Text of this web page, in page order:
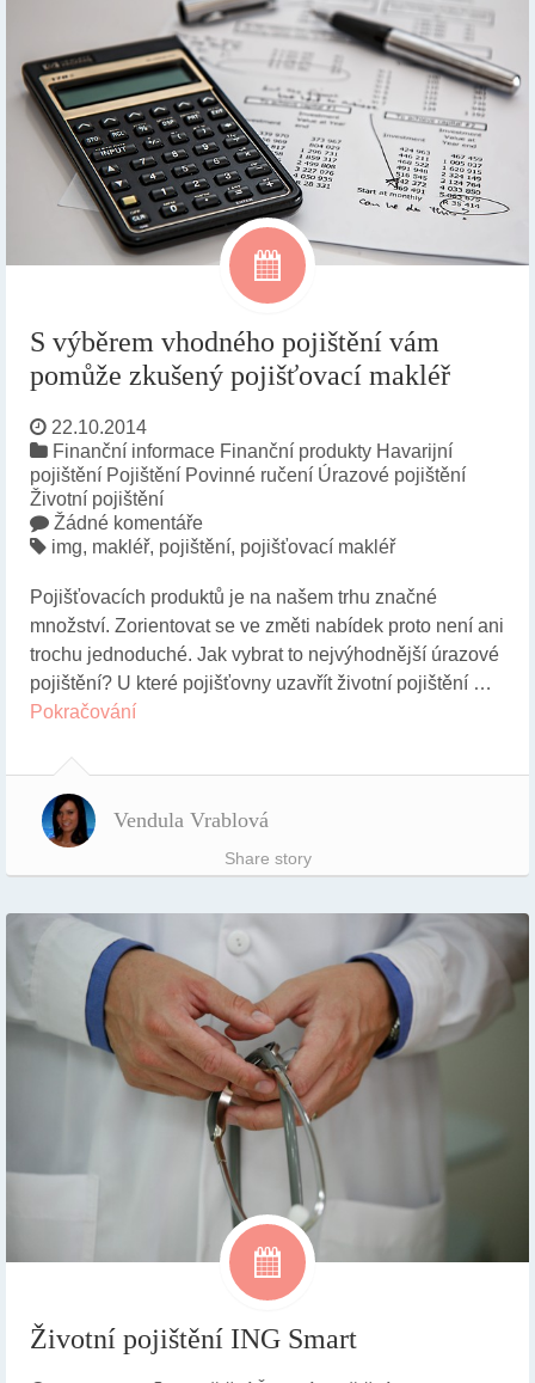
S výběrem vhodného pojištění vám
pomůže zkušený pojišťovací makléř
22.10.2014
Finanční informace Finanční produkty Havarijní
pojištění Pojištění Povinné ručení Úrazové pojištění
Životní pojištění
Žádné komentáře
img, makléř, pojištění, pojišťovací makléř
Pojišťovacích produktů je na našem trhu značné
množství. Zorientovat se ve změti nabídek proto není ani
trochu jednoduché. Jak vybrat to nejvýhodnější úrazové
pojištění? U které pojišťovny uzavřít životní pojištění …
Pokračování
Vendula Vrablová
Share story
Životní pojištění ING Smart